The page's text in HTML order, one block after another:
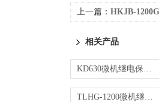
上一篇： HKJB-
相关产品
KD630微机继电保护测试仪
TLHG-1200微机继电保护测试仪